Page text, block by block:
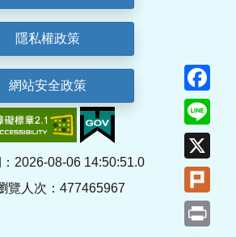
隱私權政策
網站安全政策
2026-08-06 14:50:51.0
覽人次：477465967